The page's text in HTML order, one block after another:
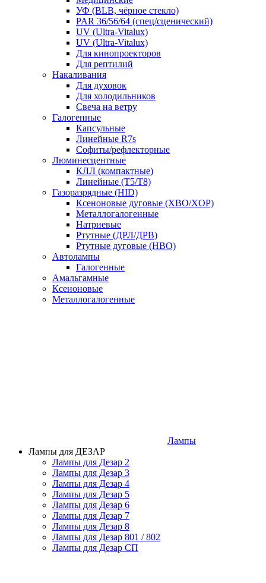
УФ (BLB, чёрное стекло)
PAR 36/56/64 (спец/сценический)
UV (Ultra‑Vitalux)
UV (Ultra-Vitalux)
Для кинопроекторов
Для рептилий
Накаливания
Для духовок
Для холодильников
Свеча на ветру
Галогенные
Капсульные
Линейные R7s
Софиты/рефлекторные
Люминесцентные
КЛЛ (компактные)
Линейные (T5/T8)
Газоразрядные (HID)
Ксеноновые дуговые (XBO/XOP)
Металлогалогенные
Натриевые
Ртутные (ДРЛ/ДРВ)
Ртутные дуговые (HBO)
Автолампы
Галогенные
Амальгамные
Ксеноновые
Металлогалогенные
Лампы
Лампы для ДЕЗАР
Лампы для Дезар 2
Лампы для Дезар 3
Лампы для Дезар 4
Лампы для Дезар 5
Лампы для Дезар 6
Лампы для Дезар 7
Лампы для Дезар 8
Лампы для Дезар 801 / 802
Лампы для Дезар СП